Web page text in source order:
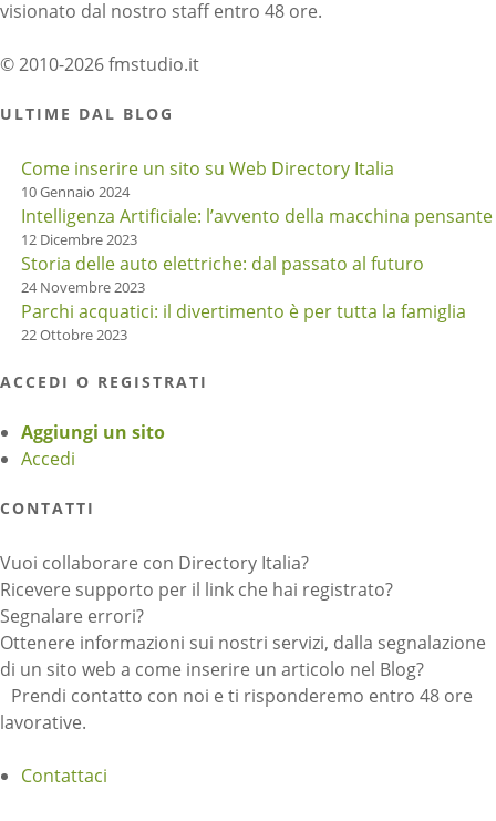
visionato dal nostro staff entro 48 ore.
© 2010-2026 fmstudio.it
ULTIME DAL BLOG
Come inserire un sito su Web Directory Italia
10 Gennaio 2024
Intelligenza Artificiale: l’avvento della macchina pensante
12 Dicembre 2023
Storia delle auto elettriche: dal passato al futuro
24 Novembre 2023
Parchi acquatici: il divertimento è per tutta la famiglia
22 Ottobre 2023
ACCEDI O REGISTRATI
Aggiungi un sito
Accedi
CONTATTI
Vuoi collaborare con Directory Italia?
Ricevere supporto per il link che hai registrato?
Segnalare errori?
Ottenere informazioni sui nostri servizi, dalla segnalazione
di un sito web a come inserire un articolo nel Blog?
Prendi contatto con noi e ti risponderemo entro 48 ore
lavorative.
Contattaci